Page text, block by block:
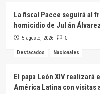
La fiscal Pacce seguirá al
homicidio de Julián
5 agosto, 2026 0
Destacados Nacionales
El papa León XIV
América Latina con visitas